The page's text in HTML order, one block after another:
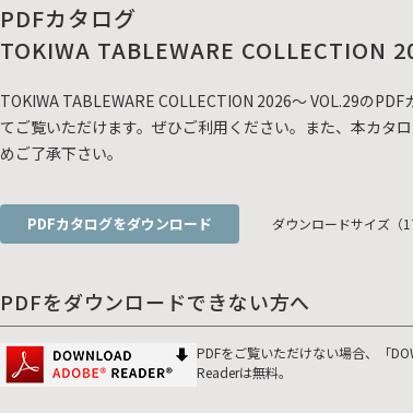
PDFカタログ
TOKIWA TABLEWARE COLLECTION
TOKIWA TABLEWARE COLLECTION 2026～ VOL.29の
てご覧いただけます。ぜひご利用ください。また、本カタ
めご了承下さい。
PDFカタログをダウンロード ダウンロードサイズ（
PDFをダウンロードできない方へ
PDFをご覧いただけない場合、「
Readerは無料。